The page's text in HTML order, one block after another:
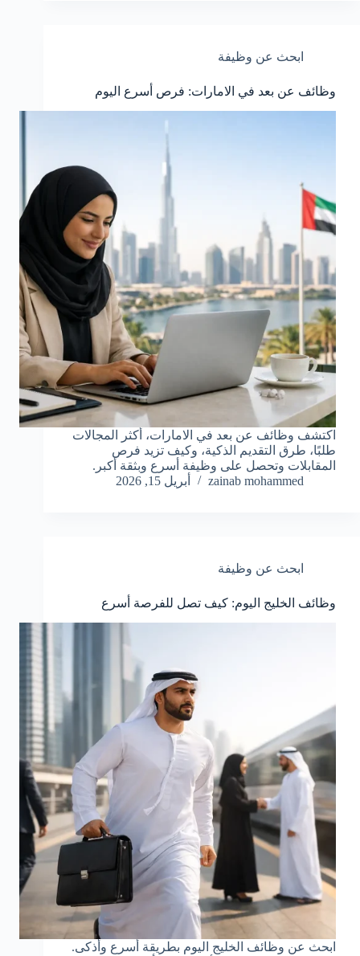
ابحث عن وظيفة
وظائف عن بعد في الامارات: فرص أسرع اليوم
اكتشف وظائف عن بعد في الامارات، أكثر المجالات
طلبًا، طرق التقديم الذكية، وكيف تزيد فرص
المقابلات وتحصل على وظيفة أسرع وبثقة أكبر.
zainab mohammed
أبريل 15, 2026
ابحث عن وظيفة
وظائف الخليج اليوم: كيف تصل للفرصة أسرع
ابحث عن وظائف الخليج اليوم بطريقة أسرع وأذكى.